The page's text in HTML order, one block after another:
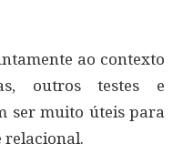
ao contexto
outros testes e
ser muito úteis para
relacional.